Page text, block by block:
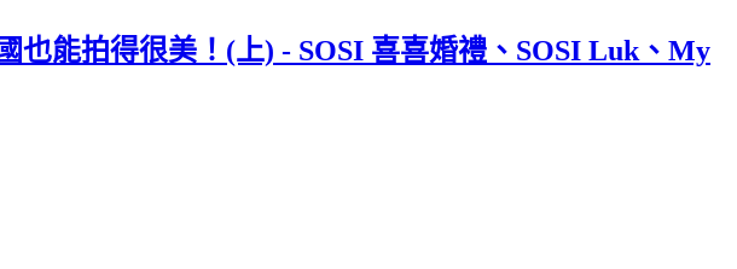
也能拍得很美！(上) - SOSI 喜喜婚禮、SOSI Luk、My